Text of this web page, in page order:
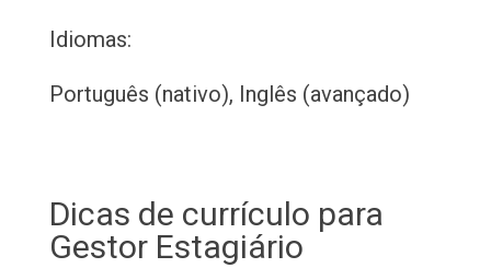
Idiomas:
Português (nativo), Inglês (avançado)
Dicas de currículo para
Gestor Estagiário